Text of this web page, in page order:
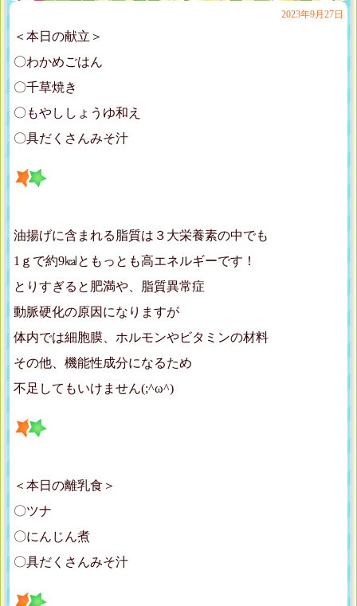
2023年9月27日
＜本日の献立＞
〇わかめごはん
〇千草焼き
〇もやししょうゆ和え
〇具だくさんみそ汁
油揚げに含まれる脂質は３大栄養素の中でも
1ｇで約9㎉ともっとも高エネルギーです！
とりすぎると肥満や、脂質異常症
動脈硬化の原因になりますが
体内では細胞膜、ホルモンやビタミンの材料
その他、機能性成分になるため
不足してもいけません(;^ω^)
＜本日の離乳食＞
〇ツナ
〇にんじん煮
〇具だくさんみそ汁